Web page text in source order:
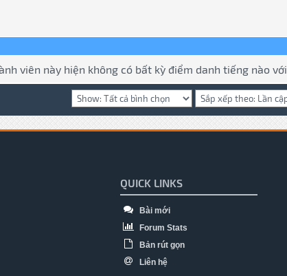
viên này hiện không có bất kỳ điểm danh tiếng nào
QUICK LINKS
Bài mới
Forum Stats
Bản rút gọn
Liên hệ